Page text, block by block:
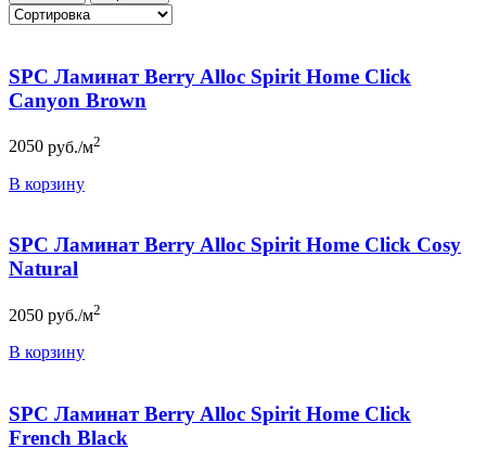
SPC Ламинат Berry Alloc Spirit Home Click
Canyon Brown
2050 руб./м2
В корзину
SPC Ламинат Berry Alloc Spirit Home Click Cosy
Natural
2050 руб./м2
В корзину
SPC Ламинат Berry Alloc Spirit Home Click
French Black